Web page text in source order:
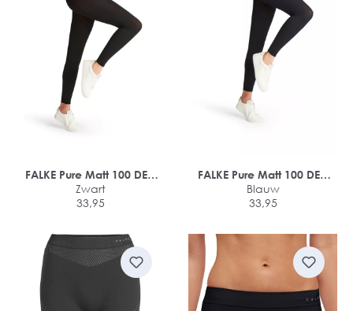
FALKE Pure Matt 100 DEN
dames legging
Zwart
33,95
FALKE Pure Matt 100 DEN
dames legging
Blauw
33,95